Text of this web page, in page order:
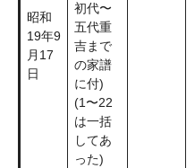
昭和
19年9
月17
日
初代〜
五代重
吉まで
の家譜
に付)
(1〜22
は一括
してあ
った)